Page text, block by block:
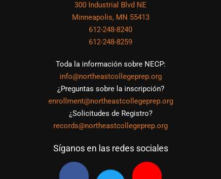
300 Industrial Blvd NE
Minneapolis, MN 55413
612-248-8240
612-248-8259
Toda la información sobre NECP:
info@northeastcollegeprep.org
¿Preguntas sobre la inscripción?
enrollment@northeastcollegeprep.org
¿Solicitudes de Registro?
records@northeastcollegeprep.org
Síganos en las redes sociales